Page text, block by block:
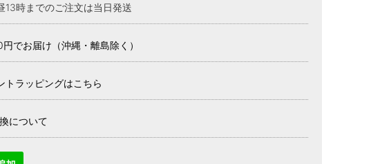
13時までのご注文は当日発送
でお届け（沖縄・離島除く）
トラッピングはこちら
について